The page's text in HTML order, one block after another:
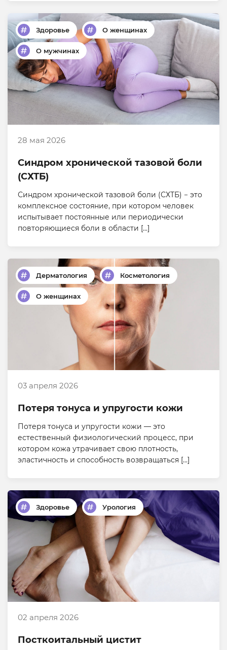
Здоровье О женщинах
О мужчинах
28 мая 2026
Синдром хронической тазовой боли
(СХТБ)
Синдром хронической тазовой боли (СХТБ) − это
комплексное состояние, при котором человек
испытывает постоянные или периодически
повторяющиеся боли в области […]
Дерматология Косметология
О женщинах
03 апреля 2026
Потеря тонуса и упругости кожи
Потеря тонуса и упругости кожи — это
естественный физиологический процесс, при
котором кожа утрачивает свою плотность,
эластичность и способность возвращаться […]
Здоровье Урология
02 апреля 2026
Посткоитальный цистит